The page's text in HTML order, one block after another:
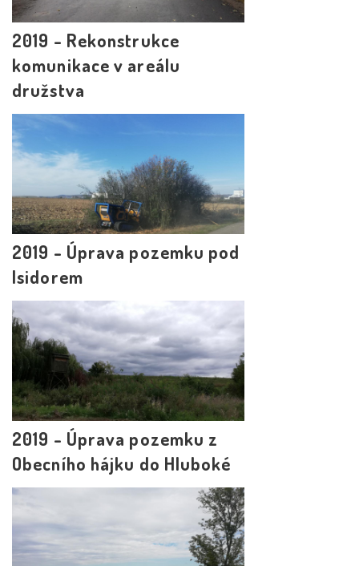
2019 - Rekonstrukce
komunikace v areálu
družstva
2019 - Úprava pozemku pod
Isidorem
2019 - Úprava pozemku z
Obecního hájku do Hluboké